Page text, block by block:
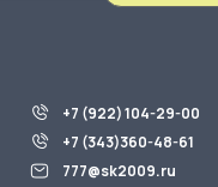
+7 (922) 104-29-00
+7 (343)360-48-61
777@sk2009.ru